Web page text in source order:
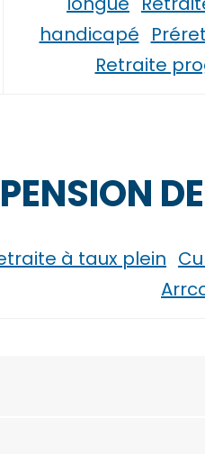
handicapé
Retraite
PENSION
à taux plein